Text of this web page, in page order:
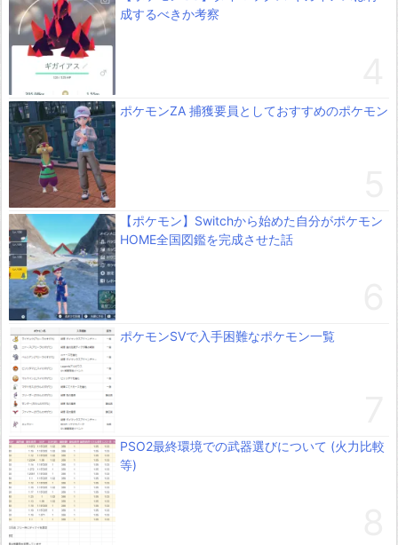
成するべきか考察
ポケモンZA 捕獲要員としておすすめのポケモン
【ポケモン】Switchから始めた自分がポケモン
HOME全国図鑑を完成させた話
ポケモンSVで入手困難なポケモン一覧
PSO2最終環境での武器選びについて (火力比較
等)